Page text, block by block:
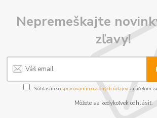
Nepremeškajte
zľavy!
Súhlasím sospracovaním osobných údajov za účelom
Môžete sa kedykoľvek odhlásiť.